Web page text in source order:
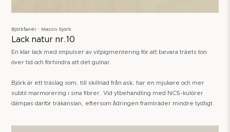
Björkfanér ∙ Massiv björk
Lack natur nr.10
En klar lack med impulser av vitpigmentering för att bevara träets ton
över tid och förhindra att det gulnar.
Björk är ett träslag som, till skillnad från ask, har en mjukare och mer
subtil marmorering i sina fibrer. Vid ytbehandling med NCS-kulörer
dämpas därför träkänslan, eftersom ådringen framträder mindre tydligt.